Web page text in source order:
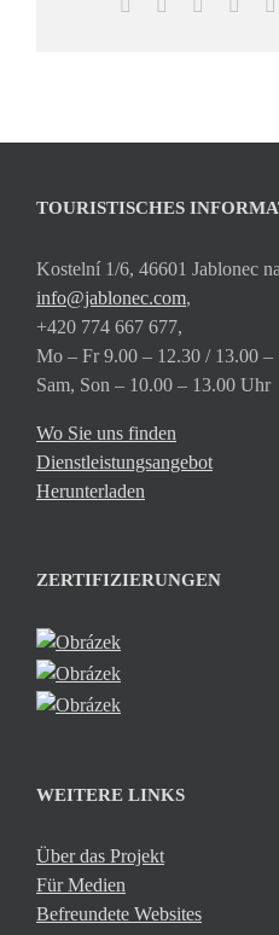
TOURISTISCHES
Kostelní 1/6, 46601 Jablonec
info@jablonec.com,
+420 774 667 677,
Mo – Fr 9.00 – 12.30 / 13.00 –
Sam, Son – 10.00 – 13.00 Uhr
Wo Sie uns finden
Dienstleistungsangebot
Herunterladen
ZERTIFIZIERUNGEN
WEITERE LINKS
Über das Projekt
Für Medien
Befreundete Websites